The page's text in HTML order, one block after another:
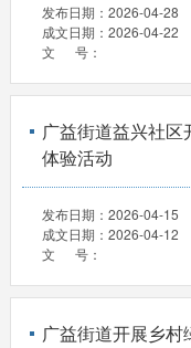
发布日期： 2026-04-28
成文日期： 2026-04-22
文 号：
广益街道益兴社区
体验活动
发布日期： 2026-04-15
成文日期： 2026-04-12
文 号：
广益街道开展乡村